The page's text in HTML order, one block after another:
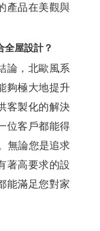
產品在美觀與
全屋設計？
論，北歐風系
夠極大地提升
客製化的解決
位客戶都能得
無論您是追求
著高要求的設
能滿足您對家